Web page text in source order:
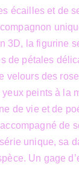
écailles et de
3D, la figurine
de pétales
velours des
peints à la
de vie et de
de
unique, sa
Un gage